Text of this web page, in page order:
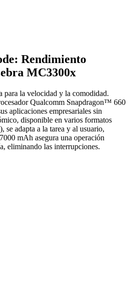
Rendimiento
MC3300x
para la velocidad y la comodidad.
Qualcomm Snapdragon™ 660
aplicaciones empresariales sin
disponible en varios formatos
se adapta a la tarea y al usuario,
mAh asegura una operación
eliminando las interrupciones.